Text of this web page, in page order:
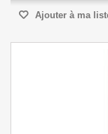
Ajouter à ma